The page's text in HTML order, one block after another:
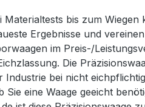
Materialtests bis zum
Ergebnisse und
im Preis-/
Die
bei nicht
Sie eine Waage geeicht